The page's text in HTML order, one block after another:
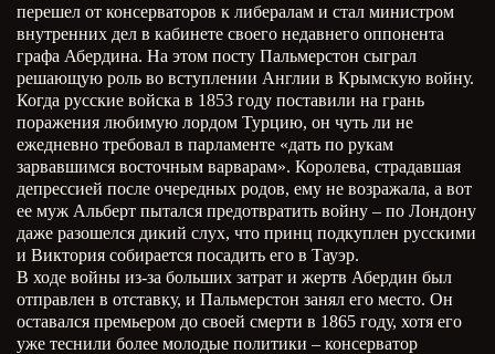
перешел от консерваторов к либералам и стал министром
внутренних дел в кабинете своего недавнего оппонента
графа Абердина. На этом посту Пальмерстон сыграл
решающую роль во вступлении Англии в Крымскую войну.
Когда русские войска в 1853 году поставили на грань
поражения любимую лордом Турцию, он чуть ли не
ежедневно требовал в парламенте «дать по рукам
зарвавшимся восточным варварам». Королева, страдавшая
депрессией после очередных родов, ему не возражала, а вот
ее муж Альберт пытался предотвратить войну – по Лондону
даже разошелся дикий слух, что принц подкуплен русскими
и Виктория собирается посадить его в Тауэр.
В ходе войны из-за больших затрат и жертв Абердин был
отправлен в отставку, и Пальмерстон занял его место. Он
оставался премьером до своей смерти в 1865 году, хотя его
уже теснили более молодые политики – консерватор